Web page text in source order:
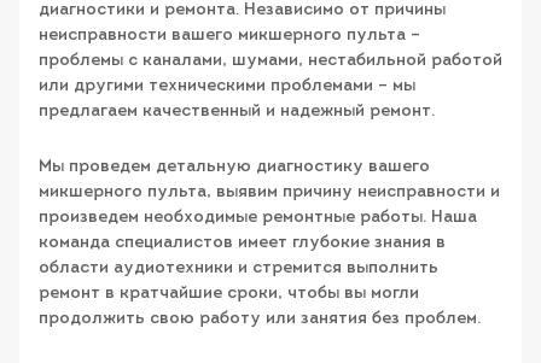
диагностики и ремонта. Независимо от причины
неисправности вашего микшерного пульта –
проблемы с каналами, шумами, нестабильной работой
или другими техническими проблемами – мы
предлагаем качественный и надежный ремонт.
Мы проведем детальную диагностику вашего
микшерного пульта, выявим причину неисправности и
произведем необходимые ремонтные работы. Наша
команда специалистов имеет глубокие знания в
области аудиотехники и стремится выполнить
ремонт в кратчайшие сроки, чтобы вы могли
продолжить свою работу или занятия без проблем.